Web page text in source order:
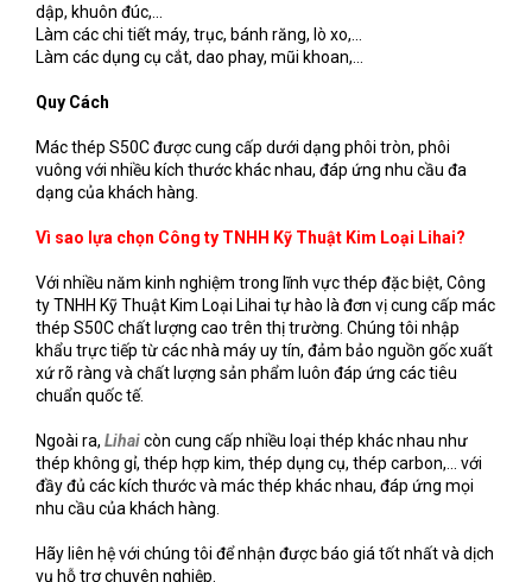
dập, khuôn đúc,...
Làm các chi tiết máy, trục, bánh răng, lò xo,...
Làm các dụng cụ cắt, dao phay, mũi khoan,...
Quy Cách
Mác thép S50C được cung cấp dưới dạng phôi tròn, phôi
vuông với nhiều kích thước khác nhau, đáp ứng nhu cầu đa
dạng của khách hàng.
Vì sao lựa chọn Công ty TNHH Kỹ Thuật Kim Loại Lihai?
Với nhiều năm kinh nghiệm trong lĩnh vực thép đặc biệt, Công
ty TNHH Kỹ Thuật Kim Loại Lihai tự hào là đơn vị cung cấp mác
thép S50C chất lượng cao trên thị trường. Chúng tôi nhập
khẩu trực tiếp từ các nhà máy uy tín, đảm bảo nguồn gốc xuất
xứ rõ ràng và chất lượng sản phẩm luôn đáp ứng các tiêu
chuẩn quốc tế.
Ngoài ra, Lihaicòn cung cấp nhiều loại thép khác nhau như
thép không gỉ, thép hợp kim, thép dụng cụ, thép carbon,... với
đầy đủ các kích thước và mác thép khác nhau, đáp ứng mọi
nhu cầu của khách hàng.
Hãy liên hệ với chúng tôi để nhận được báo giá tốt nhất và dịch
vụ hỗ trợ chuyên nghiệp.